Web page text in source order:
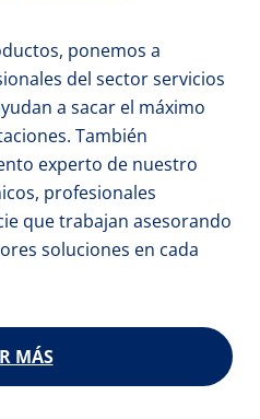
ponemos a
del sector servicios
a sacar el máximo
También
experto de nuestro
profesionales
que trabajan asesorando
soluciones en cada
MÁS